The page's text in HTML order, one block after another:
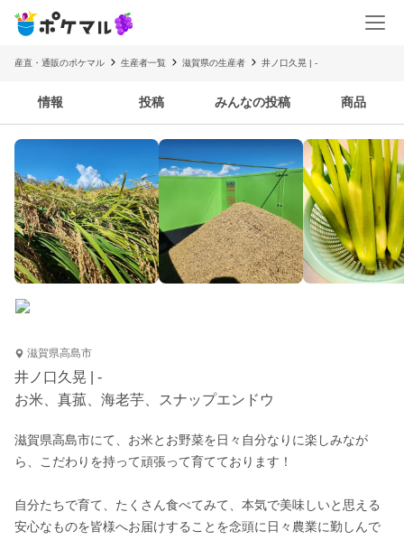
産直・通販のポケマル 生産者一覧 滋賀県の生産者 井ノ口久晃 | -
情報 投稿 みんなの投稿 商品
滋賀県高島市
井ノ口久晃 | -
お米、真菰、海老芋、スナップエンドウ
滋賀県高島市にて、お米とお野菜を日々自分なりに楽しみなが
ら、こだわりを持って頑張って育てております！
自分たちで育て、たくさん食べてみて、本気で美味しいと思える
安心なものを皆様へお届けすることを念頭に日々農業に勤しんで